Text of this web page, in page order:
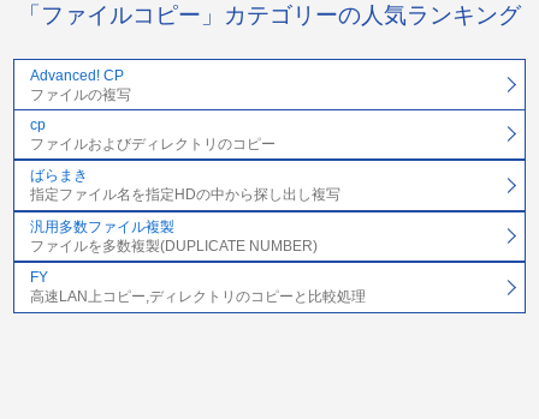
「ファイルコピー」カテゴリーの人気ランキング
Advanced! CP
ファイルの複写
cp
ファイルおよびディレクトリのコピー
ばらまき
指定ファイル名を指定HDの中から探し出し複写
汎用多数ファイル複製
ファイルを多数複製(DUPLICATE NUMBER)
FY
高速LAN上コピー,ディレクトリのコピーと比較処理